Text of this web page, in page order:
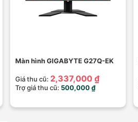
Màn hình GIGABYTE G27Q-EK
Giá thu cũ: 2,337,000 ₫
Trợ giá thu cũ: 500,000 ₫